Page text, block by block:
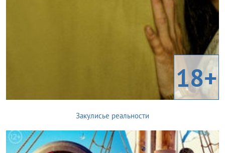
18+
Закулисье реальности